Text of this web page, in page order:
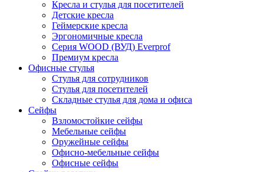
Кресла и стулья для посетителей
Детские кресла
Геймерские кресла
Эргономичные кресла
Серия WOOD (ВУД) Everprof
Премиум кресла
Офисные стулья
Стулья для сотрудников
Стулья для посетителей
Складные стулья для дома и офиса
Сейфы
Взломостойкие сейфы
Мебельные сейфы
Оружейные сейфы
Офисно-мебельные сейфы
Офисные сейфы